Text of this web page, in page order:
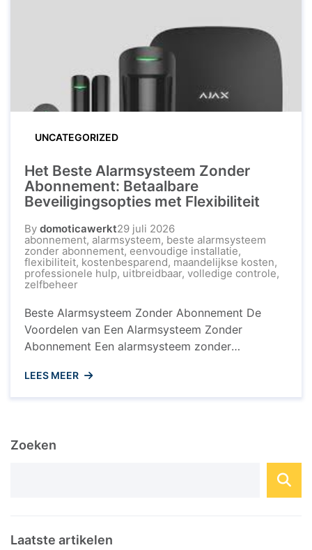
UNCATEGORIZED
Het Beste Alarmsysteem Zonder
Abonnement: Betaalbare
Beveiligingsopties met Flexibiliteit
By domoticawerkt29 juli 2026
abonnement, alarmsysteem, beste alarmsysteem
zonder abonnement, eenvoudige installatie,
flexibiliteit, kostenbesparend, maandelijkse kosten,
professionele hulp, uitbreidbaar, volledige controle,
zelfbeheer
Beste Alarmsysteem Zonder Abonnement De
Voordelen van Een Alarmsysteem Zonder
Abonnement Een alarmsysteem zonder
huiseigenaren die op zoek zijn naar een
betaalbare en effectieve manier om hun huis te
langdurige contracten en maandelijkse kosten,
biedt een alarmsysteem zonder abonnement ...
LEES MEER
Zoeken
Laatste artikelen